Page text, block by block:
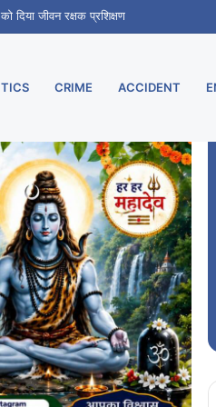
दिया जीवन रक्षक प्रशिक्षण
CRIME ACCIDENT